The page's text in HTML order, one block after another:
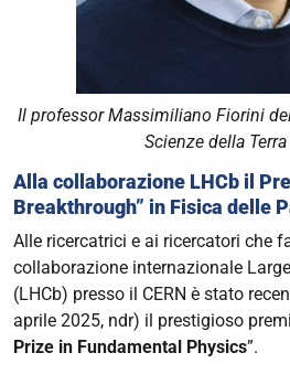
Il professor Massimiliano Fiorini
Scienze della
Alla collaborazione LHCb il
Breakthrough” in Fisica delle
Alle ricercatrici e ai ricercatori che
collaborazione internazionale
(LHCb) presso il CERN è stato
aprile 2025, ndr) il prestigioso
Prize in Fundamental Physics”.